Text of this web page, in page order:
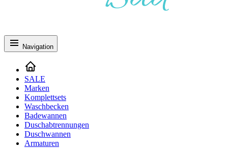
Navigation
SALE
Marken
Komplettsets
Waschbecken
Badewannen
Duschabtrennungen
Duschwannen
Armaturen